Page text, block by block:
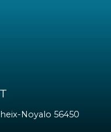
€HT
Theix-Noyalo 56450